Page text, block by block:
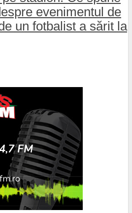
evenimentul de
un fotbalist a sărit la